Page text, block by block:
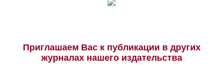
Приглашаем Вас к публикации в других
журналах нашего издательства